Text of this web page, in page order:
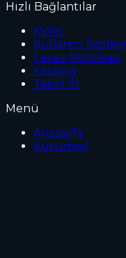
Hızlı Bağlantılar
KVKK
Kullanıcı
Çerez Politikası
Katalog
Teklif Al
Menü
Anasayfa
Kurumsal